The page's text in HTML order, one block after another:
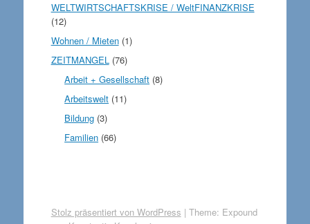
WELTWIRTSCHAFTSKRISE / WeltFINANZKRISE
(12)
Wohnen / Mieten(1)
ZEITMANGEL(76)
Arbeit + Gesellschaft (8)
Arbeitswelt (11)
Bildung (3)
Familien (66)
Stolz präsentiert von WordPress | Theme: Expound